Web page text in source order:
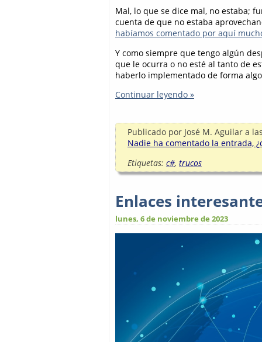
Mal, lo que se dice mal, no estaba;
cuenta de que no estaba
habíamos comentado por aquí
Y como siempre que tengo algún
que le ocurra o no esté al tanto de
haberlo implementado de forma
Continuar leyendo »
Publicado por José M. Aguilar a
Nadie ha comentado la entrada,
Etiquetas: c#, trucos
Enlaces
lunes, 6 de noviembre de 2023